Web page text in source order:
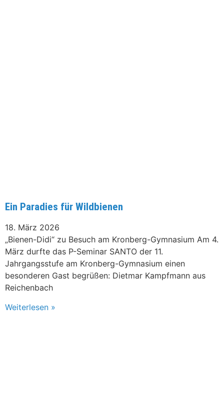
Ein Paradies für Wildbienen
18. März 2026
„Bienen-Didi“ zu Besuch am Kronberg-Gymnasium Am 4.
März durfte das P-Seminar SANTO der 11.
Jahrgangsstufe am Kronberg-Gymnasium einen
besonderen Gast begrüßen: Dietmar Kampfmann aus
Reichenbach
Weiterlesen »